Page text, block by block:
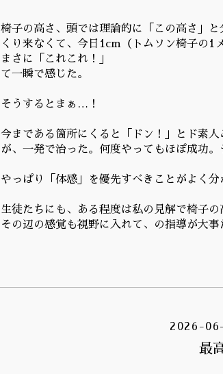
椅子の高さ、頭では理論的に「この高さ」
くり来なくて、今日1cm（トムソン椅子の1
まさに「これこれ！」
て一瞬で感じた。
そうするとまぁ…！
今まである箇所にくると「ドン！」とド素
が、一発で治った。何度やってもほぽ成功
やっぱり「体感」を優先すべきことがよく分
生徒たちにも、ある程度は私の見解で椅子
その辺の感覚も視野に入れて、の指導が大事
2026-
最